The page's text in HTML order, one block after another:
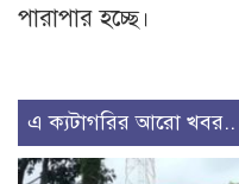
পারাপার হচ্ছে।
এ ক্যটাগরির আরো খবর..